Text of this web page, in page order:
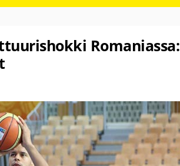
Romaniassa: